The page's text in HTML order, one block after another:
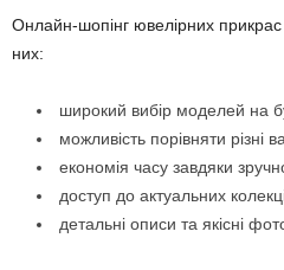
Онлайн-шопінг ювелірних
них:
широкий вибір моделей на
можливість порівняти різні
економія часу завдяки
доступ до актуальних
детальні описи та якісні